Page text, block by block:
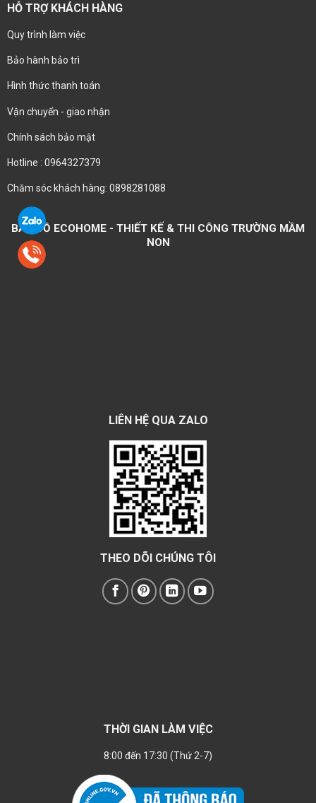
HỖ TRỢ KHÁCH HÀNG
Quy trình làm việc
Bảo hành bảo trì
Hình thức thanh toán
Vận chuyển - giao nhận
Chính sách bảo mật
Hotline : 0964327379
Chăm sóc khách hàng: 0898281088
BẢN ĐỒ ECOHOME - THIẾT KẾ & THI CÔNG TRƯỜNG MẦM
NON
LIÊN HỆ QUA ZALO
THEO DÕI CHÚNG TÔI
THỜI GIAN LÀM VIỆC
8:00 đến 17:30 (Thứ 2-7)